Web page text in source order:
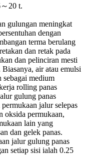
20 t.
gulungan meningkat
dengan
terma berulang
dan retak pada
dan pelinciran mesti
air atau emulsi
sebagai medium
rolling panas
gulung panas
jalur selepas
oksida permukaan,
lain yang
dan gelek panas.
jalur gulung panas
setiap sisi ialah 0.25